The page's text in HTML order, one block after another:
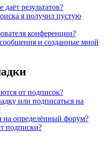
результатов?
я получил пустую
конференции?
и созданные мной
от подписок?
или подписаться на
на определённый форум?
подписки?